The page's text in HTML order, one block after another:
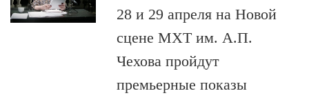
28 и 29 апреля на Новой
сцене МХТ им. А.П.
Чехова пройдут
премьерные показы